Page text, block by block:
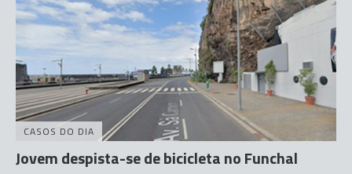
CASOS DO DIA
Jovem despista-se de bicicleta no Funchal